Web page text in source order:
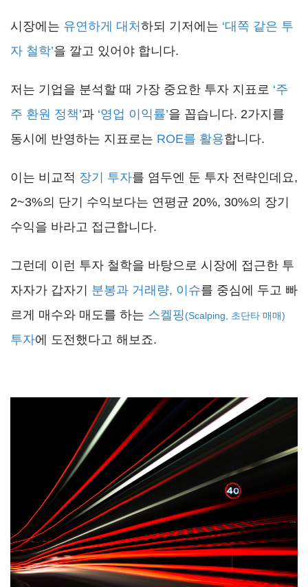
시장에는 유연하게 대처하되 기저에는 ‘대쪽 같은 투
자 철학’을 깔고 있어야 합니다.
저는 기업을 분석할 때 가장 중요한 투자 지표로 ‘주
주 환원 정책’과 ‘영업 이익률’을 꼽습니다. 2가지를
동시에 반영하는 지표로는 ROE를 활용합니다.
이는 비교적 장기 투자를 염두엔 둔 투자 전략인데요,
2~3%의 단기 수익보다는 연평균 20%, 30%의 장기
수익을 바라고 접근합니다.
그런데 이런 투자 철학을 바탕으로 시장에 접근한 투
자자가 갑자기 분봉과 거래량, 이슈를 중심에 두고 빠
르게 매수와 매도를 하는 스켈핑(Scalping, 초단타 매매)
투자에 도전했다고 해보죠.